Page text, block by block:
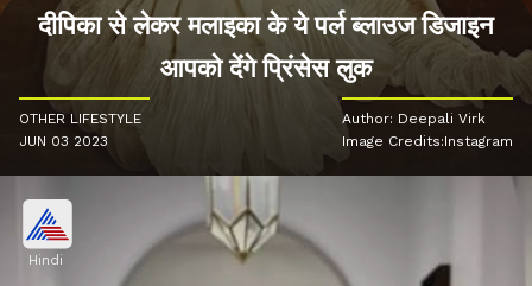
दीपिका से लेकर मलाइका के ये पर्ल ब्लाउज डिजाइन
आपको देंगे प्रिंसेस लुक
OTHER LIFESTYLE
JUN 03 2023
Author: Deepali Virk
Image Credits:Instagram
Hindi